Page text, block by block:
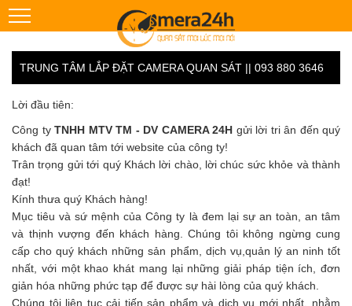
TRUNG TÂM LẮP ĐẶT CAMERA QUAN SÁT || 093 880 3646
Lời đầu tiên:
Công ty TNHH MTV TM - DV CAMERA 24H gửi lời tri ân đến quý
khách đã quan tâm tới website của công ty!
Trân trọng gửi tới quý Khách lời chào, lời chúc sức khỏe và thành
đạt!
Kính thưa quý Khách hàng!
Mục tiêu và sứ mệnh của Công ty là đem lại sự an toàn, an tâm
và thịnh vượng đến khách hàng. Chúng tôi không ngừng cung
cấp cho quý khách những sản phẩm, dịch vụ,quản lý an ninh tốt
nhất, với một khao khát mang lại những giải pháp tiện ích, đơn
giản hóa những phức tạp để được sự hài lòng của quý khách.
Chúng tôi liên tuc cải tiến sản phẩm và dịch vụ mới nhất, nhằm